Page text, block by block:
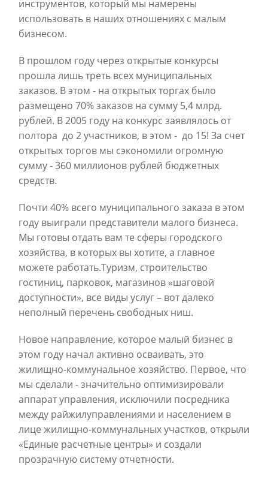
инструментов, который мы намерены
использовать в наших отношениях с малым
бизнесом.
В прошлом году через открытые конкурсы
прошла лишь треть всех муниципальных
заказов. В этом - на открытых торгах было
размещено 70% заказов на сумму 5,4 млрд.
рублей. В 2005 году на конкурс заявлялось от
полтора до 2 участников, в этом - до 15! За счет
открытых торгов мы сэкономили огромную
сумму - 360 миллионов рублей бюджетных
средств.
Почти 40% всего муниципального заказа в этом
году выиграли представители малого бизнеса.
Мы готовы отдать вам те сферы городского
хозяйства, в которых вы хотите, а главное
можете работать.Туризм, строительство
гостиниц, парковок, магазинов «шаговой
доступности», все виды услуг – вот далеко
неполный перечень свободных ниш.
Новое направление, которое малый бизнес в
этом году начал активно осваивать, это
жилищно-коммунальное хозяйство. Первое, что
мы сделали - значительно оптимизировали
аппарат управления, исключили посредника
между райжилуправлениями и населением в
лице жилищно-коммунальных участков, открыли
«Единые расчетные центры» и создали
прозрачную систему отчетности.